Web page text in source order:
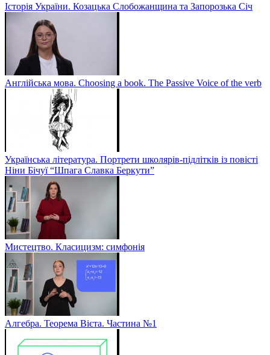
Історія України. Козацька Слобожанщина та Запорозька Січ
Англійська мова. Choosing a book. The Passive Voice of the verb
Українська література. Портрети школярів-підлітків із повісті
Ніни Бічуї “Шпага Славка Беркути”
Мистецтво. Класицизм: симфонія
Алгебра. Теорема Вієта. Частина №1